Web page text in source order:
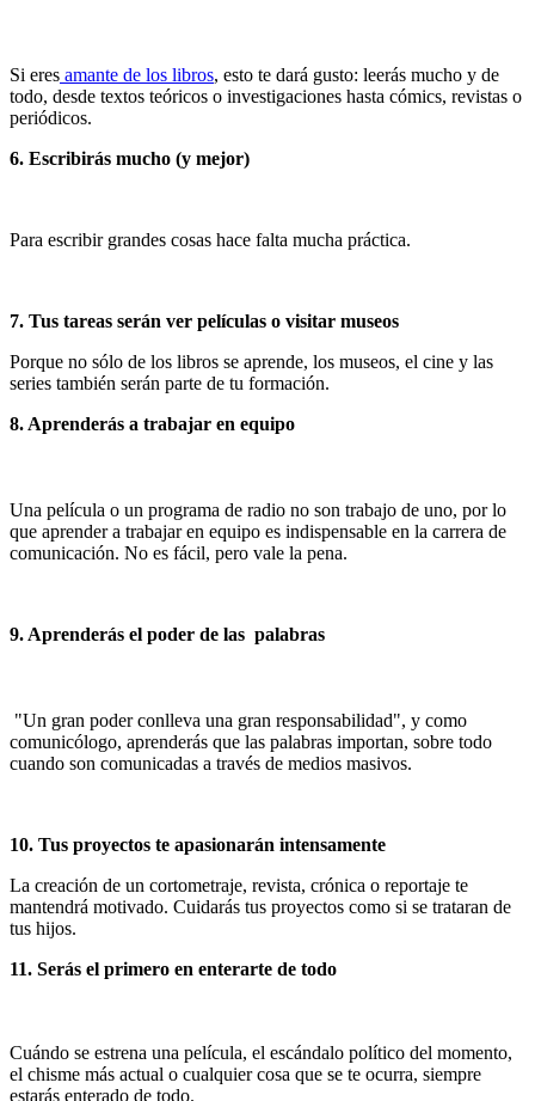
Si eres amante de los libros, esto te dará gusto: leerás mucho y de
todo, desde textos teóricos o investigaciones hasta cómics, revistas o
periódicos.
6. Escribirás mucho (y mejor)
Para escribir grandes cosas hace falta mucha práctica.
7. Tus tareas serán ver películas o visitar museos
Porque no sólo de los libros se aprende, los museos, el cine y las
series también serán parte de tu formación.
8. Aprenderás a trabajar en equipo
Una película o un programa de radio no son trabajo de uno, por lo
que aprender a trabajar en equipo es indispensable en la carrera de
comunicación. No es fácil, pero vale la pena.
9. Aprenderás el poder de las palabras
"Un gran poder conlleva una gran responsabilidad", y como
comunicólogo, aprenderás que las palabras importan, sobre todo
cuando son comunicadas a través de medios masivos.
10. Tus proyectos te apasionarán intensamente
La creación de un cortometraje, revista, crónica o reportaje te
mantendrá motivado. Cuidarás tus proyectos como si se trataran de
tus hijos.
11. Serás el primero en enterarte de todo
Cuándo se estrena una película, el escándalo político del momento,
el chisme más actual o cualquier cosa que se te ocurra, siempre
estarás enterado de todo.